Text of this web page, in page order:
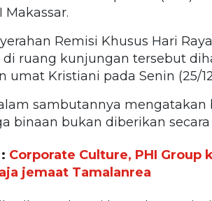
Makassar.
Remisi Khusus Hari
ruang kunjungan tersebut
umat Kristiani pada Senin (25/
sambutannya mengatakan
binaan bukan diberikan
Corporate Culture, PHI Group
jemaat Tamalanrea